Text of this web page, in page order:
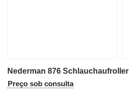
Nederman 876 Schlauchaufroller
Preço sob consulta